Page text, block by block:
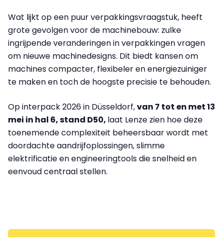
Wat lijkt op een puur verpakkingsvraagstuk, heeft
grote gevolgen voor de machinebouw: zulke
ingrijpende veranderingen in verpakkingen vragen
om nieuwe machinedesigns. Dit biedt kansen om
machines compacter, flexibeler en energiezuiniger
te maken en toch de hoogste precisie te behouden.
Op interpack 2026 in Düsseldorf,van 7 tot en met 13
mei in hal 6, stand D50, laat Lenze zien hoe deze
toenemende complexiteit beheersbaar wordt met
doordachte aandrijfoplossingen, slimme
elektrificatie en engineeringtools die snelheid en
eenvoud centraal stellen.